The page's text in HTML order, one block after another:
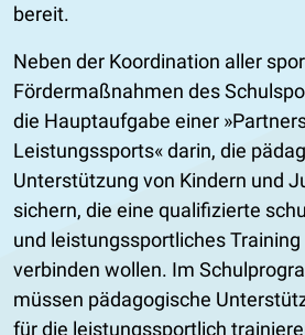
bereit.
Neben der Koordination aller
Fördermaßnahmen des
die Hauptaufgabe einer
Leistungssports« darin, die
Unterstützung von Kindern und
sichern, die eine qualifizierte
und leistungssportliches
verbinden wollen. Im
müssen pädagogische
für die leistungssportlich